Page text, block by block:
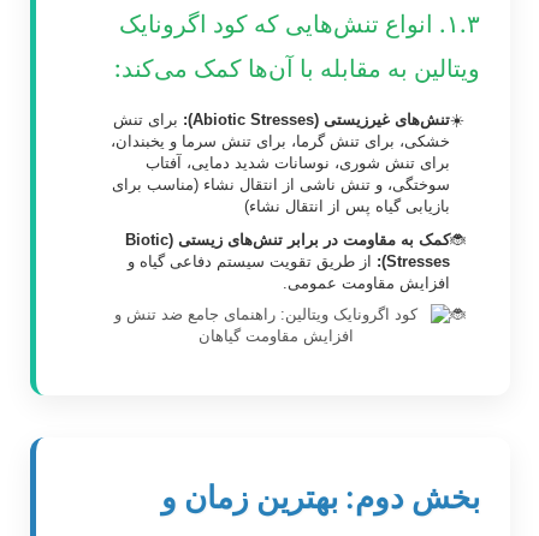
۱.۳. انواع تنش‌هایی که کود اگرونایک
ویتالین به مقابله با آن‌ها کمک می‌کند:
تنش‌های غیرزیستی (Abiotic Stresses):
برای تنش
خشکی، برای تنش گرما، برای تنش سرما و یخبندان،
برای تنش شوری، نوسانات شدید دمایی، آفتاب
سوختگی، و تنش ناشی از انتقال نشاء (مناسب برای
بازیابی گیاه پس از انتقال نشاء)
کمک به مقاومت در برابر تنش‌های زیستی (Biotic
Stresses):
از طریق تقویت سیستم دفاعی گیاه و
افزایش مقاومت عمومی.
بخش دوم: بهترین زمان و